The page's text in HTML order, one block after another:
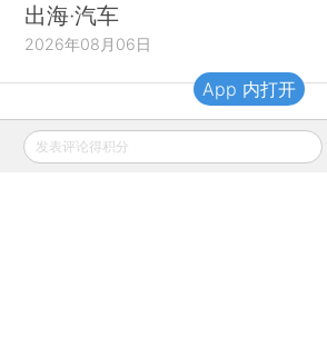
出海·汽车
2026年08月06日
财新移动
发表评论得积分
App 内打开